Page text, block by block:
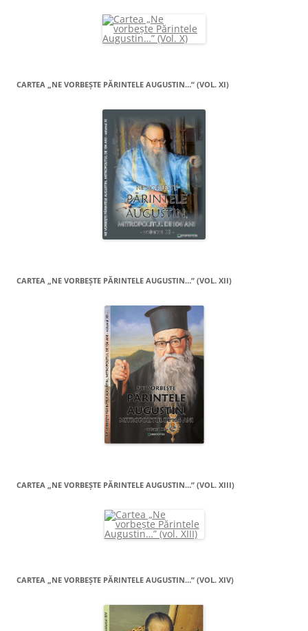
CARTEA „NE VORBEŞTE PĂRINTELE AUGUSTIN…” (VOL. XI)
CARTEA „NE VORBEŞTE PĂRINTELE AUGUSTIN…” (VOL. XII)
CARTEA „NE VORBEŞTE PĂRINTELE AUGUSTIN…” (VOL. XIII)
CARTEA „NE VORBEŞTE PĂRINTELE AUGUSTIN…” (VOL. XIV)